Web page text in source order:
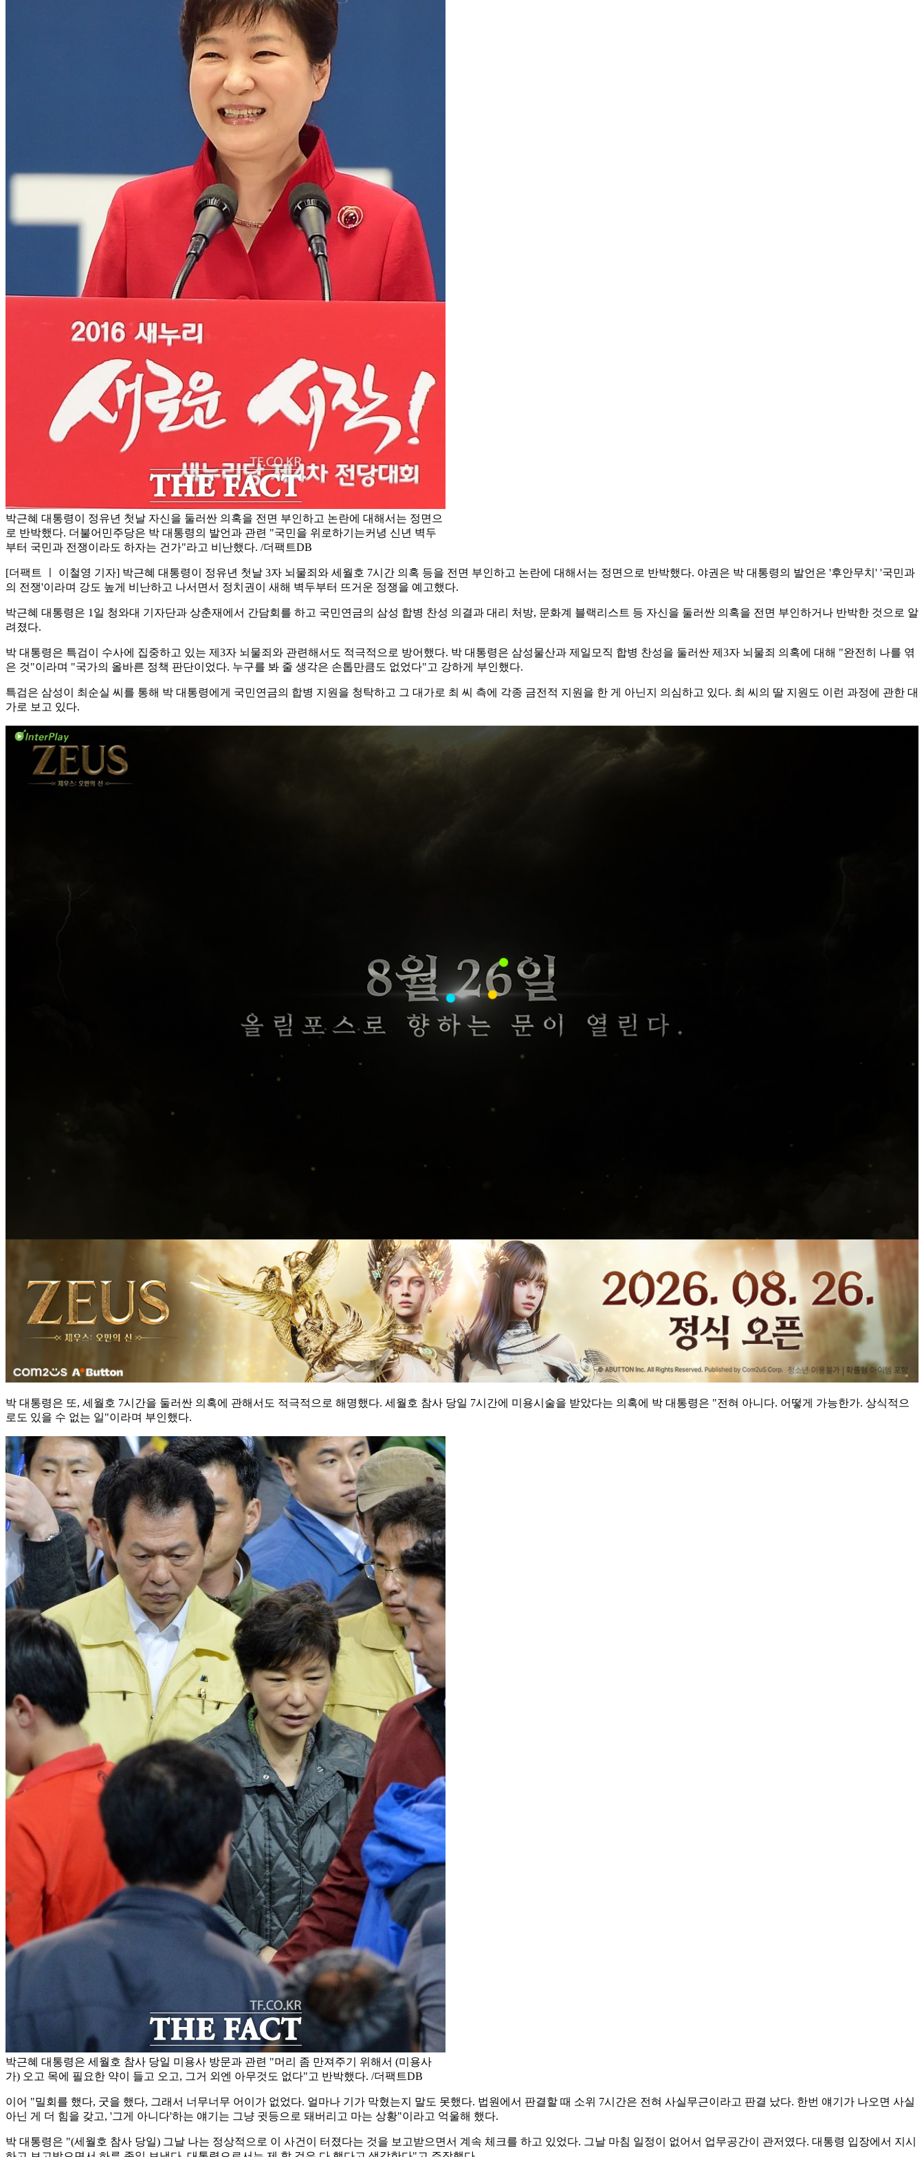
박근혜 대통령이 정유년 첫날 자신을 둘러싼 의혹을 전면 부인하고 논란에 대해서는 정면으
로 반박했다. 더불어민주당은 박 대통령의 발언과 관련 "국민을 위로하기는커녕 신년 벽두
부터 국민과 전쟁이라도 하자는 건가"라고 비난했다. /더팩트DB
[더팩트 ㅣ 이철영 기자] 박근혜 대통령이 정유년 첫날 3자 뇌물죄와 세월호 7시간 의혹 등을 전면 부인하고 논란에 대해서는 정면으로 반박했다. 야권은 박 대통령의 발언은 '후안무치' '국민과
의 전쟁'이라며 강도 높게 비난하고 나서면서 정치권이 새해 벽두부터 뜨거운 정쟁을 예고했다.
박근혜 대통령은 1일 청와대 기자단과 상춘재에서 간담회를 하고 국민연금의 삼성 합병 찬성 의결과 대리 처방, 문화계 블랙리스트 등 자신을 둘러싼 의혹을 전면 부인하거나 반박한 것으로 알
려졌다.
박 대통령은 특검이 수사에 집중하고 있는 제3자 뇌물죄와 관련해서도 적극적으로 방어했다. 박 대통령은 삼성물산과 제일모직 합병 찬성을 둘러싼 제3자 뇌물죄 의혹에 대해 "완전히 나를 엮
은 것"이라며 "국가의 올바른 정책 판단이었다. 누구를 봐 줄 생각은 손톱만큼도 없었다"고 강하게 부인했다.
특검은 삼성이 최순실 씨를 통해 박 대통령에게 국민연금의 합병 지원을 청탁하고 그 대가로 최 씨 측에 각종 금전적 지원을 한 게 아닌지 의심하고 있다. 최 씨의 딸 지원도 이런 과정에 관한 대
가로 보고 있다.
박 대통령은 또, 세월호 7시간을 둘러싼 의혹에 관해서도 적극적으로 해명했다. 세월호 참사 당일 7시간에 미용시술을 받았다는 의혹에 박 대통령은 "전혀 아니다. 어떻게 가능한가. 상식적으
로도 있을 수 없는 일"이라며 부인했다.
박근혜 대통령은 세월호 참사 당일 미용사 방문과 관련 "머리 좀 만져주기 위해서 (미용사
가) 오고 목에 필요한 약이 들고 오고, 그거 외엔 아무것도 없다"고 반박했다. /더팩트DB
이어 "밀회를 했다, 굿을 했다, 그래서 너무너무 어이가 없었다. 얼마나 기가 막혔는지 말도 못했다. 법원에서 판결할 때 소위 7시간은 전혀 사실무근이라고 판결 났다. 한번 얘기가 나오면 사실
아닌 게 더 힘을 갖고, '그게 아니다'하는 얘기는 그냥 귓등으로 돼버리고 마는 상황"이라고 억울해 했다.
박 대통령은 "(세월호 참사 당일) 그날 나는 정상적으로 이 사건이 터졌다는 것을 보고받으면서 계속 체크를 하고 있었다. 그날 마침 일정이 없어서 업무공간이 관저였다. 대통령 입장에서 지시